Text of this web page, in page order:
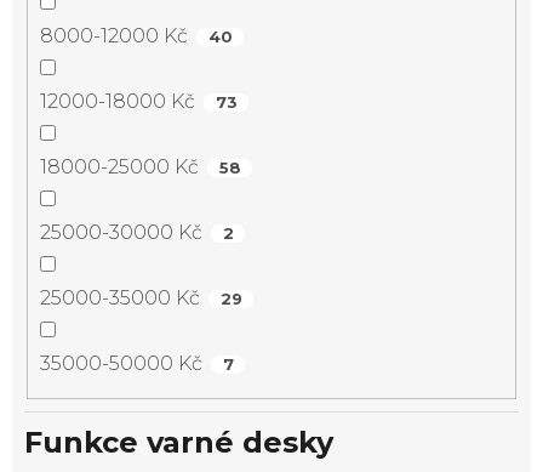
8000-12000 Kč 40
12000-18000 Kč 73
18000-25000 Kč 58
25000-30000 Kč 2
25000-35000 Kč 29
35000-50000 Kč 7
Funkce varné desky